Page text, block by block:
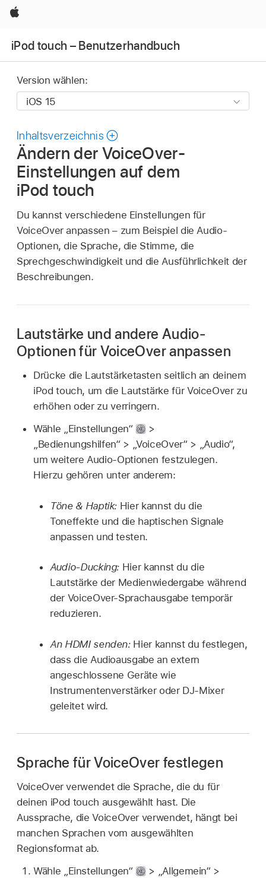
Apple
iPod touch – Benutzerhandbuch
Version wählen:
Inhaltsverzeichnis
Ändern der VoiceOver-
Einstellungen auf dem
iPod touch
Du kannst verschiedene Einstellungen für
VoiceOver anpassen – zum Beispiel die Audio-
Optionen, die Sprache, die Stimme, die
Sprechgeschwindigkeit und die Ausführlichkeit der
Beschreibungen.
Lautstärke und andere Audio-
Optionen für VoiceOver anpassen
Drücke die Lautstärketasten seitlich an deinem
iPod touch, um die Lautstärke für VoiceOver zu
erhöhen oder zu verringern.
Wähle „Einstellungen“
>
„Bedienungshilfen“ > „VoiceOver“ > „Audio“,
um weitere Audio-Optionen festzulegen.
Hierzu gehören unter anderem:
Töne & Haptik: Hier kannst du die
Toneffekte und die haptischen Signale
anpassen und testen.
Audio-Ducking: Hier kannst du die
Lautstärke der Medienwiedergabe während
der VoiceOver-Sprachausgabe temporär
reduzieren.
An HDMI senden:Hier kannst du festlegen,
dass die Audioausgabe an extern
angeschlossene Geräte wie
Instrumentenverstärker oder DJ-Mixer
geleitet wird.
Sprache für VoiceOver festlegen
VoiceOver verwendet die Sprache, die du für
deinen iPod touch ausgewählt hast. Die
Aussprache, die VoiceOver verwendet, hängt bei
manchen Sprachen vom ausgewählten
Regionsformat ab.
Wähle „Einstellungen“
> „Allgemein“ >